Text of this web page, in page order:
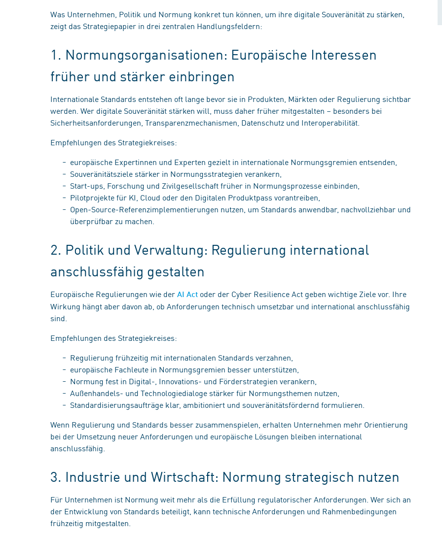
Was Unternehmen, Politik und Normung konkret tun können, um ihre digitale Souveränität zu stärken,
zeigt das Strategiepapier in drei zentralen Handlungsfeldern:
1. Normungsorganisationen: Europäische Interessen
früher und stärker einbringen
Internationale Standards entstehen oft lange bevor sie in Produkten, Märkten oder Regulierung sichtbar
werden. Wer digitale Souveränität stärken will, muss daher früher mitgestalten – besonders bei
Sicherheitsanforderungen, Transparenzmechanismen, Datenschutz und Interoperabilität.
Empfehlungen des Strategiekreises:
europäische Expertinnen und Experten gezielt in internationale Normungsgremien entsenden,
Souveränitätsziele stärker in Normungsstrategien verankern,
Start-ups, Forschung und Zivilgesellschaft früher in Normungsprozesse einbinden,
Pilotprojekte für KI, Cloud oder den Digitalen Produktpass vorantreiben,
Open-Source-Referenzimplementierungen nutzen, um Standards anwendbar, nachvollziehbar und
überprüfbar zu machen.
2. Politik und Verwaltung: Regulierung international
anschlussfähig gestalten
Europäische Regulierungen wie der AI Act oder der Cyber Resilience Act geben wichtige Ziele vor. Ihre
Wirkung hängt aber davon ab, ob Anforderungen technisch umsetzbar und international anschlussfähig
sind.
Empfehlungen des Strategiekreises:
Regulierung frühzeitig mit internationalen Standards verzahnen,
europäische Fachleute in Normungsgremien besser unterstützen,
Normung fest in Digital-, Innovations- und Förderstrategien verankern,
Außenhandels- und Technologiedialoge stärker für Normungsthemen nutzen,
Standardisierungsaufträge klar, ambitioniert und souveränitätsfördernd formulieren.
Wenn Regulierung und Standards besser zusammenspielen, erhalten Unternehmen mehr Orientierung
bei der Umsetzung neuer Anforderungen und europäische Lösungen bleiben international
anschlussfähig.
3. Industrie und Wirtschaft: Normung strategisch nutzen
Für Unternehmen ist Normung weit mehr als die Erfüllung regulatorischer Anforderungen. Wer sich an
der Entwicklung von Standards beteiligt, kann technische Anforderungen und Rahmenbedingungen
frühzeitig mitgestalten.